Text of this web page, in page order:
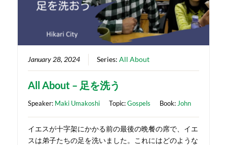
January 28, 2024 Series:All About
All About – 足を洗う
Speaker: Maki Umakoshi Topic:Gospels Book: John
イエスが十字架にかかる前の最後の晩餐の席で、イエ
スは弟子たちの足を洗いました。これにはどのような